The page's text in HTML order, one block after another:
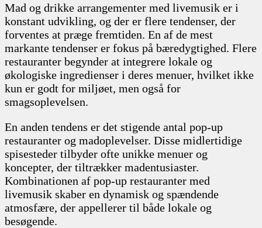
Mad og drikke arrangementer med livemusik er i
konstant udvikling, og der er flere tendenser, der
forventes at præge fremtiden. En af de mest
markante tendenser er fokus på bæredygtighed. Flere
restauranter begynder at integrere lokale og
økologiske ingredienser i deres menuer, hvilket ikke
kun er godt for miljøet, men også for
smagsoplevelsen.
En anden tendens er det stigende antal pop-up
restauranter og madoplevelser. Disse midlertidige
spisesteder tilbyder ofte unikke menuer og
koncepter, der tiltrækker madentusiaster.
Kombinationen af pop-up restauranter med
livemusik skaber en dynamisk og spændende
atmosfære, der appellerer til både lokale og
besøgende.